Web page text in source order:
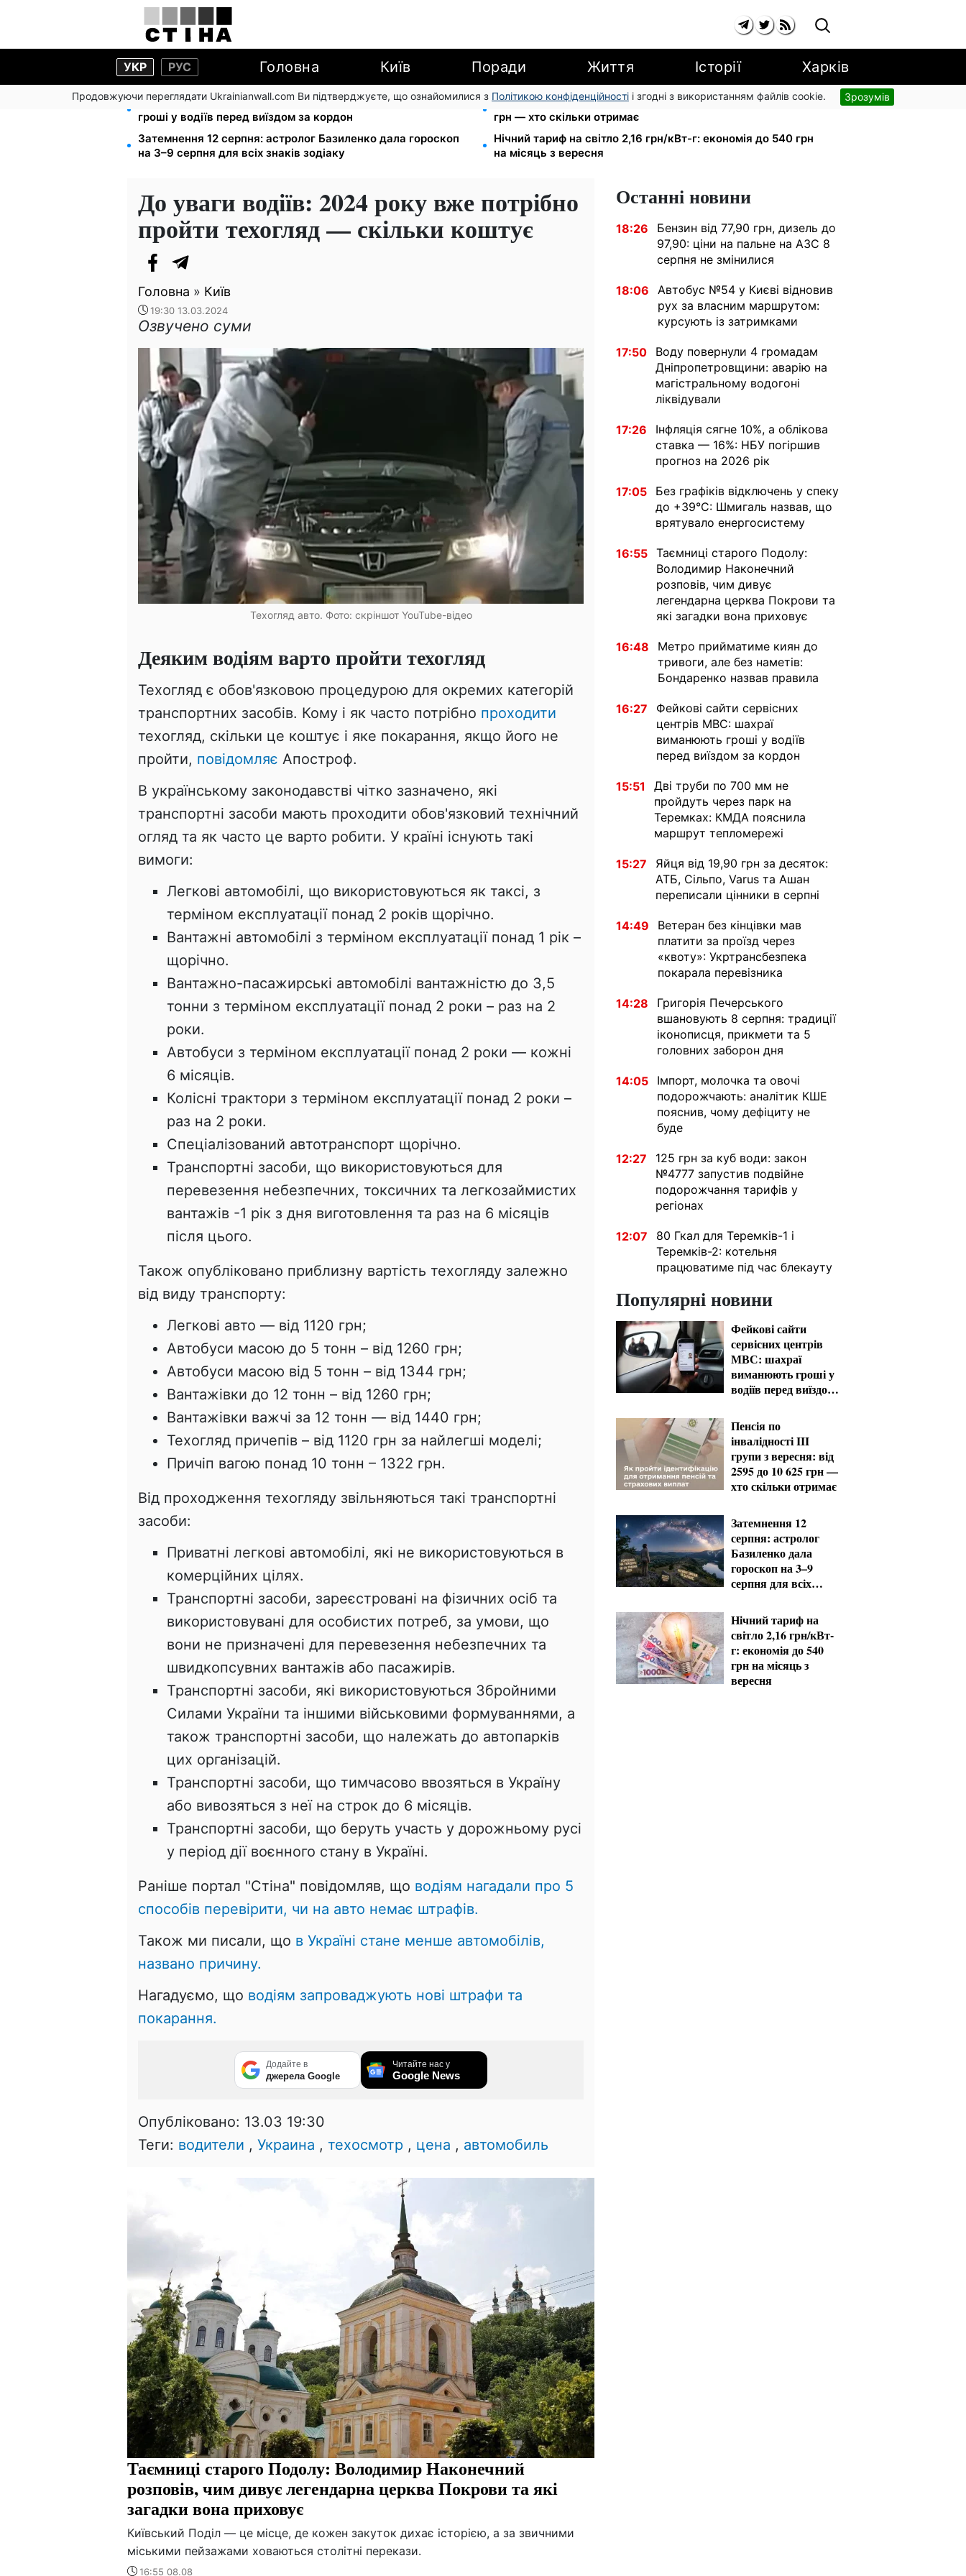
УКР РУС Головна Київ Поради Життя Історії Харків
Продовжуючи переглядати Ukrainianwall.com Ви підтверджуєте, що ознайомилися з Політикою конфіденційності і згодні з використанням файлів cookie. Зрозумів
Фейкові сайти сервісних центрів МВС: шахраї виманюють
гроші у водіїв перед виїздом за кордон
Пенсія по інвалідності III групи з вересня: від 2595 до 10 625
грн — хто скільки отримає
Затемнення 12 серпня: астролог Базиленко дала гороскоп
на 3–9 серпня для всіх знаків зодіаку
Нічний тариф на світло 2,16 грн/кВт-г: економія до 540 грн
на місяць з вересня
До уваги водіїв: 2024 року вже потрібно
пройти техогляд — скільки коштує
Головна » Київ
19:30 13.03.2024
Озвучено суми
Техогляд авто. Фото: скріншот YouTube-відео
Деяким водіям варто пройти техогляд
Техогляд є обов'язковою процедурою для окремих категорій
транспортних засобів. Кому і як часто потрібно проходити
техогляд, скільки це коштує і яке покарання, якщо його не
пройти, повідомляє Апостроф.
В українському законодавстві чітко зазначено, які
транспортні засоби мають проходити обов'язковий технічний
огляд та як часто це варто робити. У країні існують такі
вимоги:
Легкові автомобілі, що використовуються як таксі, з
терміном експлуатації понад 2 років щорічно.
Вантажні автомобілі з терміном експлуатації понад 1 рік –
щорічно.
Вантажно-пасажирські автомобілі вантажністю до 3,5
тонни з терміном експлуатації понад 2 роки – раз на 2
роки.
Автобуси з терміном експлуатації понад 2 роки — кожні
6 місяців.
Колісні трактори з терміном експлуатації понад 2 роки –
раз на 2 роки.
Спеціалізований автотранспорт щорічно.
Транспортні засоби, що використовуються для
перевезення небезпечних, токсичних та легкозаймистих
вантажів -1 рік з дня виготовлення та раз на 6 місяців
після цього.
Також опубліковано приблизну вартість техогляду залежно
від виду транспорту:
Легкові авто — від 1120 грн;
Автобуси масою до 5 тонн – від 1260 грн;
Автобуси масою від 5 тонн – від 1344 грн;
Вантажівки до 12 тонн – від 1260 грн;
Вантажівки важчі за 12 тонн — від 1440 грн;
Техогляд причепів – від 1120 грн за найлегші моделі;
Причіп вагою понад 10 тонн – 1322 грн.
Від проходження техогляду звільняються такі транспортні
засоби:
Приватні легкові автомобілі, які не використовуються в
комерційних цілях.
Транспортні засоби, зареєстровані на фізичних осіб та
використовувані для особистих потреб, за умови, що
вони не призначені для перевезення небезпечних та
швидкопсувних вантажів або пасажирів.
Транспортні засоби, які використовуються Збройними
Силами України та іншими військовими формуваннями, а
також транспортні засоби, що належать до автопарків
цих організацій.
Транспортні засоби, що тимчасово ввозяться в Україну
або вивозяться з неї на строк до 6 місяців.
Транспортні засоби, що беруть участь у дорожньому русі
у період дії воєнного стану в Україні.
Раніше портал "Стіна" повідомляв, що водіям нагадали про 5
способів перевірити, чи на авто немає штрафів.
Також ми писали, що в Україні стане менше автомобілів,
названо причину.
Нагадуємо, що водіям запроваджують нові штрафи та
покарання.
Додайте в
джерела Google
Читайте нас у
Google News
Опубліковано: 13.03 19:30
Теги: водители , Украина , техосмотр , цена , автомобиль
Таємниці старого Подолу: Володимир Наконечний
розповів, чим дивує легендарна церква Покрови та які
загадки вона приховує
Київський Поділ — це місце, де кожен закуток дихає історією, а за звичними
міськими пейзажами ховаються столітні перекази.
16:55 08.08
Останні новини
18:26
Бензин від 77,90 грн, дизель до
97,90: ціни на пальне на АЗС 8
серпня не змінилися
18:06
Автобус №54 у Києві відновив
рух за власним маршрутом:
курсують із затримками
17:50
Воду повернули 4 громадам
Дніпропетровщини: аварію на
магістральному водогоні
ліквідували
17:26
Інфляція сягне 10%, а облікова
ставка — 16%: НБУ погіршив
прогноз на 2026 рік
17:05
Без графіків відключень у спеку
до +39°C: Шмигаль назвав, що
врятувало енергосистему
16:55 Таємниці старого Подолу:
Володимир Наконечний
розповів, чим дивує
легендарна церква Покрови та
які загадки вона приховує
16:48
Метро прийматиме киян до
тривоги, але без наметів:
Бондаренко назвав правила
16:27
Фейкові сайти сервісних
центрів МВС: шахраї
виманюють гроші у водіїв
перед виїздом за кордон
15:51
Дві труби по 700 мм не
пройдуть через парк на
Теремках: КМДА пояснила
маршрут тепломережі
15:27
Яйця від 19,90 грн за десяток:
АТБ, Сільпо, Varus та Ашан
переписали цінники в серпні
14:49
Ветеран без кінцівки мав
платити за проїзд через
«квоту»: Укртрансбезпека
покарала перевізника
14:28
Григорія Печерського
вшановують 8 серпня: традиції
іконописця, прикмети та 5
головних заборон дня
14:05
Імпорт, молочка та овочі
подорожчають: аналітик КШЕ
пояснив, чому дефіциту не
буде
12:27
125 грн за куб води: закон
№4777 запустив подвійне
подорожчання тарифів у
регіонах
12:07
80 Гкал для Теремків-1 і
Теремків-2: котельня
працюватиме під час блекауту
Популярні новини
Фейкові сайти
сервісних центрів
МВС: шахраї
виманюють гроші у
водіїв перед виїздом
Пенсія по
інвалідності III
групи з вересня: від
2595 до 10 625 грн —
хто скільки отримає
Затемнення 12
серпня: астролог
Базиленко дала
гороскоп на 3–9
серпня для всіх
Нічний тариф на
світло 2,16 грн/кВт-
г: економія до 540
грн на місяць з
вересня